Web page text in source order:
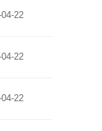
22
22
22